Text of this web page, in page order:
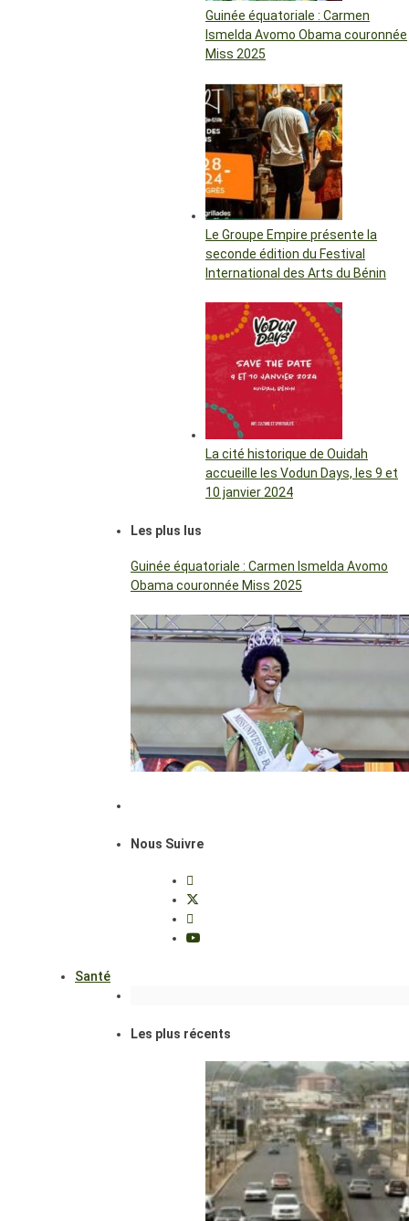
Guinée équatoriale : Carmen
Ismelda Avomo Obama couronnée
Miss 2025
Le Groupe Empire présente la
seconde édition du Festival
International des Arts du Bénin
La cité historique de Ouidah
accueille les Vodun Days, les 9 et
10 janvier 2024
Les plus lus
Guinée équatoriale : Carmen Ismelda Avomo
Obama couronnée Miss 2025
Nous Suivre
Santé
Les plus récents